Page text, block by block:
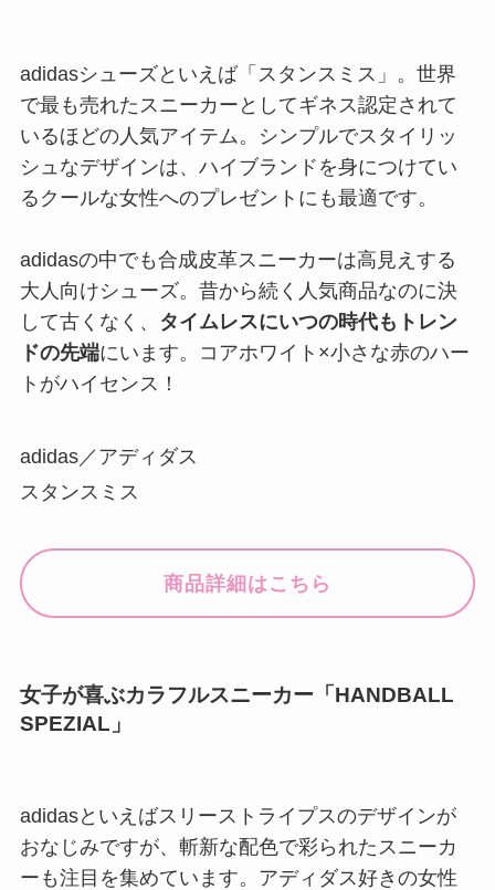
adidasシューズといえば「スタンスミス」。世界
で最も売れたスニーカーとしてギネス認定されて
いるほどの人気アイテム。シンプルでスタイリッ
シュなデザインは、ハイブランドを身につけてい
るクールな女性へのプレゼントにも最適です。
adidasの中でも合成皮革スニーカーは高見えする
大人向けシューズ。昔から続く人気商品なのに決
して古くなく、
タイムレスにいつの時代もトレン
ドの先端にいます。コアホワイト×小さな赤のハー
トがハイセンス！
adidas／アディダス
スタンスミス
商品詳細はこちら
女子が喜ぶカラフルスニーカー「HANDBALL
SPEZIAL」
adidasといえばスリーストライプスのデザインが
おなじみですが、斬新な配色で彩られたスニーカ
ーも注目を集めています。アディダス好きの女性